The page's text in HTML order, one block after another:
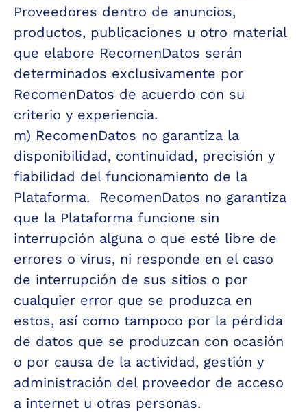
Proveedores dentro de anuncios,
productos, publicaciones u otro material
que elabore RecomenDatos serán
determinados exclusivamente por
RecomenDatos de acuerdo con su
criterio y experiencia.
m) RecomenDatos no garantiza la
disponibilidad, continuidad, precisión y
fiabilidad del funcionamiento de la
Plataforma.  RecomenDatos no garantiza
que la Plataforma funcione sin
interrupción alguna o que esté libre de
errores o virus, ni responde en el caso
de interrupción de sus sitios o por
cualquier error que se produzca en
estos, así como tampoco por la pérdida
de datos que se produzcan con ocasión
o por causa de la actividad, gestión y
administración del proveedor de acceso
a internet u otras personas.
Conectamos hogares
proveedores de forma
eficiente.
Politicas de privacidad
Terminos y condiciones
© RecomenDatos 2025